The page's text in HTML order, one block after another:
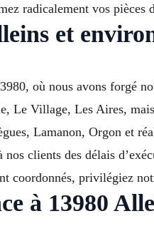
radicalement vos
et
où nous avons forgé
Le Village, Les Aires,
Lamanon, Orgon et
clients des délais
coordonnés, privilégiez
à 13980